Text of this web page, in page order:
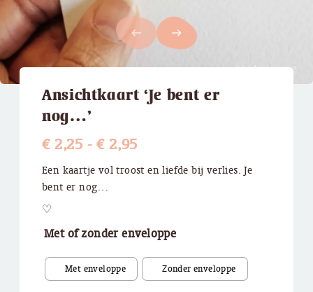
west east
Ansichtkaart ‘Je bent er
nog…’
€2,25 - €2,95Prijsklasse:
€ 2,25
Een kaartje vol troost en liefde bij verlies. Je
bent er nog…
♡
Met of zonder enveloppe